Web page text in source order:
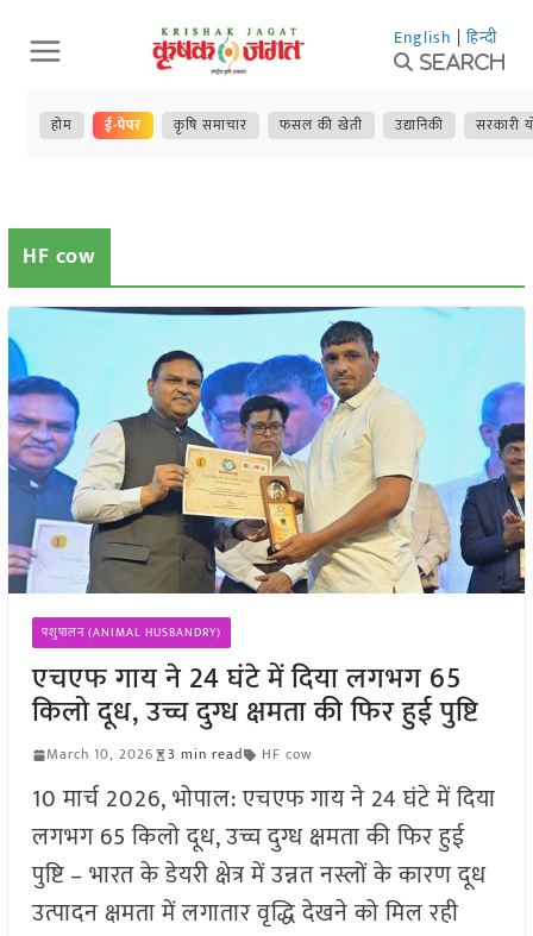
Skip
to
content
English | हिन्दी
Search
होम ई-पेपर कृषि समाचार फसल की खेती उद्यानिकी सरकारी
HF cow
पशुपालन (ANIMAL HUSBANDRY)
एचएफ गाय ने 24 घंटे में दिया लगभग 65
किलो दूध, उच्च दुग्ध क्षमता की फिर हुई पुष्टि
March 10, 2026 3 min read HF cow
10 मार्च 2026, भोपाल: एचएफ गाय ने 24 घंटे में दिया
लगभग 65 किलो दूध, उच्च दुग्ध क्षमता की फिर हुई
पुष्टि – भारत के डेयरी क्षेत्र में उन्नत नस्लों के कारण दूध
उत्पादन क्षमता में लगातार वृद्धि देखने को मिल रही